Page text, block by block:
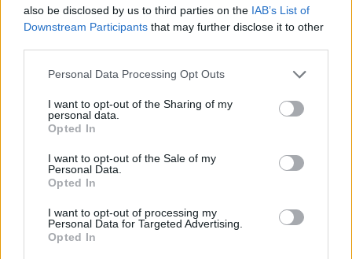
also be disclosed by us to third parties on the IAB’s List of
Downstream Participants that may further disclose it to other
Please note that this website/app uses one or more Google
not limited to your visit or usage behaviour. You may click to
grant or deny consent to Google and its third-party tags to
use your data for below specified purposes in below Google
consent section.
Personal Data Processing Opt Outs
I want to opt-out of the Sharing of my
personal data.
Opted In
I want to opt-out of the Sale of my
Personal Data.
Opted In
I want to opt-out of processing my
Personal Data for Targeted Advertising.
Opted In
Jövő héten módosítják a költségvetést,
szavaznak az Agrárkamaráról
HÍREK egy órája
Köztársasági elnökjelölés: szombaton
szavaz a Tisza, a Fidesz bojkottál
HÍREK 2 órája